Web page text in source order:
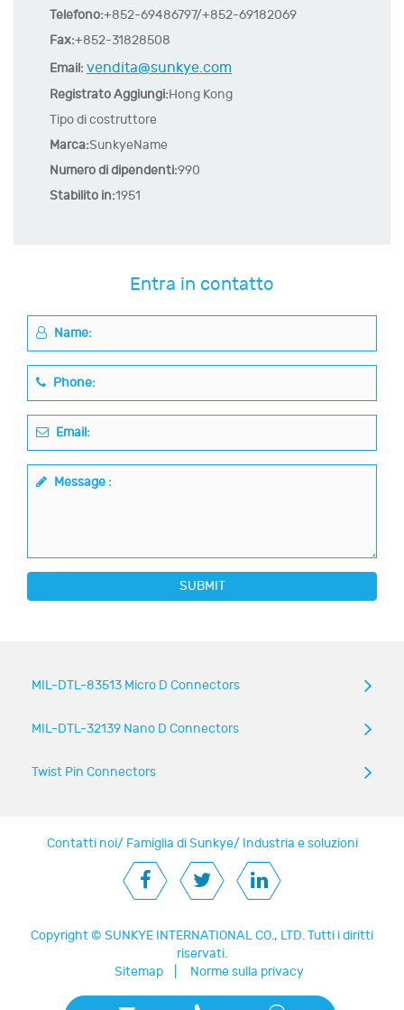
Telefono:+852-69486797/+852-69182069
Fax:+852-31828508
Email: vendita@sunkye.com
Registrato Aggiungi:Hong Kong
Tipo di costruttore
Marca:SunkyeName
Numero di dipendenti:990
Stabilito in:1951
Entra in contatto
Name:
Phone:
Email:
Message :
SUBMIT
MIL-DTL-83513 Micro D Connectors
MIL-DTL-32139 Nano D Connectors
Twist Pin Connectors
Contatti noi/ Famiglia di Sunkye/ Industria e soluzioni
Copyright © SUNKYE INTERNATIONAL CO., LTD.Tutti i diritti
riservati.
Sitemap| Norme sulla privacy